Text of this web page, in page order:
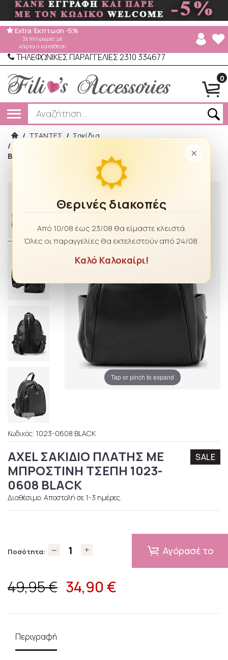
ΤΗΛΕΦΩΝΙΚΕΣ ΠΑΡΑΓΓΕΛΙΕΣ 2310 334677
0
Extra Έκπτωση -5%
Σε πληρωμές με
κάρτα ή κατάθεση
×
Θερινές διακοπές
Από 10/08 έως 23/08 θα είμαστε κλειστά.
Όλες οι παραγγελίες θα εκτελεστούν από 24/08.
Καλό Καλοκαίρι!
/ ΤΣΑΝΤΕΣ / Σακίδια
/
AXEL ΣΑΚΙΔΙΟ ΠΛΑΤΗΣ ΜΕ ΜΠΡΟΣΤΙΝΗ ΤΣΕΠΗ 1023-0608
BLACK
Tap or pinch to expand
Κωδικός: 1023-0608 BLACK
AXEL ΣΑΚΙΔΙΟ ΠΛΑΤΗΣ ΜΕ
ΜΠΡΟΣΤΙΝΗ ΤΣΕΠΗ 1023-
0608 BLACK
SALE
Διαθέσιμο. Αποστολή σε 1-3 ημέρες.
Ποσότητα: Αγόρασέ το
49,95 € 34,90 €
Περιγραφή